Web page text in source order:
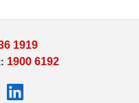
1919
1900 6192